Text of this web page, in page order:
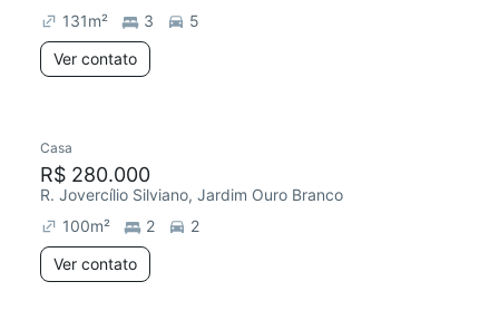
131m² 3
5
Ver contato
Chegou este mês
Casa
R$ 280.000
R. Jovercílio Silviano, Jardim Ouro Branco
100m² 2
2
Ver contato